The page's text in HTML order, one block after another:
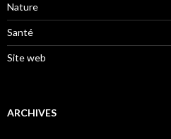
Nature
Santé
Site web
ARCHIVES